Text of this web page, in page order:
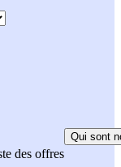
des offres
Qui sont